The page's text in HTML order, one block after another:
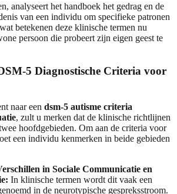
analyseert het handboek het gedrag en de
van een individu om specifieke patronen
betekenen deze klinische termen nu
persoon die probeert zijn eigen geest te
5 Diagnostische Criteria voor
naar een dsm-5 autisme criteria
, zult u merken dat de klinische richtlijnen
hoofdgebieden. Om aan de criteria voor
een individu kenmerken in beide gebieden
in Sociale Communicatie en
In klinische termen wordt dit vaak een
in de neurotypische gespreksstroom.